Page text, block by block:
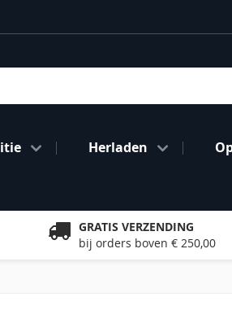
Herladen
GRATIS VERZENDING
bij orders boven € 250,00